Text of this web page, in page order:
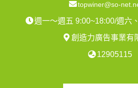
topwiner@so-
週一～週五 9:00~18:00/週六
創造力廣告事業有
12905115